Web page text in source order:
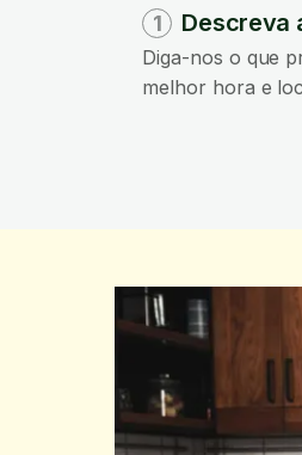
1 Descreva
Diga-nos o que
melhor hora e